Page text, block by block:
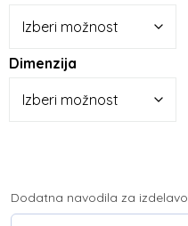
Dimenzija
Dodatna navodila za izdelavo